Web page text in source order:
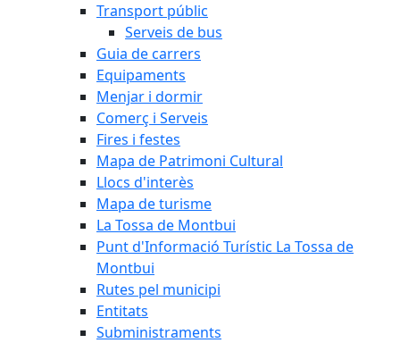
Transport públic
Serveis de bus
Guia de carrers
Equipaments
Menjar i dormir
Comerç i Serveis
Fires i festes
Mapa de Patrimoni Cultural
Llocs d'interès
Mapa de turisme
La Tossa de Montbui
Punt d'Informació Turístic La Tossa de
Montbui
Rutes pel municipi
Entitats
Subministraments